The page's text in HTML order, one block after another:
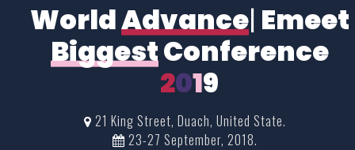
WorldExciting|Emeet
BiggestConference
2019
21 King Street, Duach, United State.
23-27 September, 2018.